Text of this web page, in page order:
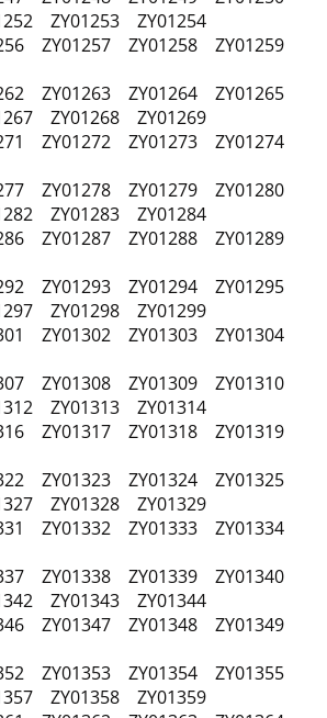
ZY01253 ZY01254
ZY01257 ZY01258 ZY01259
ZY01263 ZY01264 ZY01265
ZY01268 ZY01269
ZY01272 ZY01273 ZY01274
ZY01278 ZY01279 ZY01280
ZY01283 ZY01284
ZY01287 ZY01288 ZY01289
ZY01293 ZY01294 ZY01295
ZY01298 ZY01299
ZY01302 ZY01303 ZY01304
ZY01308 ZY01309 ZY01310
ZY01313 ZY01314
ZY01317 ZY01318 ZY01319
ZY01323 ZY01324 ZY01325
ZY01328 ZY01329
ZY01332 ZY01333 ZY01334
ZY01338 ZY01339 ZY01340
ZY01343 ZY01344
ZY01347 ZY01348 ZY01349
ZY01353 ZY01354 ZY01355
ZY01358 ZY01359